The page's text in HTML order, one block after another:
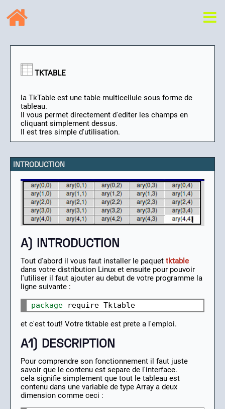
TKTABLE
la TkTable est une table multicellule sous forme de
tableau.
Il vous permet directement d'editer les champs en
cliquant simplement dessus.
Il est tres simple d'utilisation.
INTRODUCTION
A) INTRODUCTION
Tout d'abord il vous faut installer le paquet tktable
dans votre distribution Linux et ensuite pour pouvoir
l'utiliser il faut ajouter au debut de votre programme la
ligne suivante :
package
et c'est tout! Votre tktable est prete a l'emploi.
A1) DESCRIPTION
Pour comprendre son fonctionnement il faut juste
savoir que le contenu est separe de l'interface.
cela signifie simplement que tout le tableau est
contenu dans une variable de type Array a deux
dimension comme ceci :